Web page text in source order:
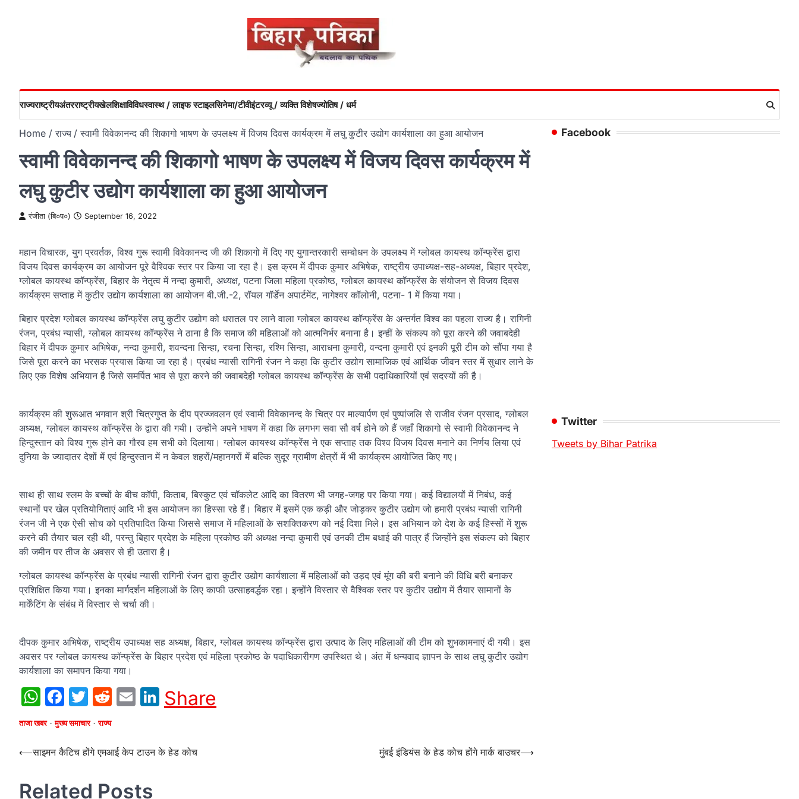
राज्यराष्ट्रीयअंतरराष्ट्रीयखेलशिक्षाविविधस्वास्थ / लाइफ स्टाइलसिनेमा/टीवीइंटरव्यू / व्यक्ति विशेषज्योतिष / धर्म
Home राज्य स्वामी विवेकानन्द की शिकागो भाषण के उपलक्ष्य में विजय दिवस कार्यक्रम में लघु कुटीर उद्योग कार्यशाला का हुआ आयोजन
स्वामी विवेकानन्द की शिकागो भाषण के उपलक्ष्य में विजय दिवस कार्यक्रम में
लघु कुटीर उद्योग कार्यशाला का हुआ आयोजन
रंजीता (बि०प०) September 16, 2022
महान विचारक, युग प्रवर्तक, विश्व गुरू स्वामी विवेकानन्द जी की शिकागो में दिए गए युगान्तरकारी सम्बोधन के उपलक्ष्य में ग्लोबल कायस्थ कॉन्फ्रेंस द्वारा
विजय दिवस कार्यक्रम का आयोजन पूरे वैश्विक स्तर पर किया जा रहा है। इस क्रम में दीपक कुमार अभिषेक, राष्ट्रीय उपाध्यक्ष-सह-अध्यक्ष, बिहार प्रदेश,
ग्लोबल कायस्थ कॉन्फ्रेंस, बिहार के नेतृत्व में नन्दा कुमारी, अध्यक्ष, पटना जिला महिला प्रकोष्ठ, ग्लोबल कायस्थ कॉन्फ्रेंस के संयोजन से विजय दिवस
कार्यक्रम सप्ताह में कुटीर उद्योग कार्यशाला का आयोजन बी.जी.-2, रॉयल गॉर्डेन अपार्टमेंट, नागेश्वर कॉलोनी, पटना- 1 में किया गया।
बिहार प्रदेश ग्लोबल कायस्थ कॉन्फ्रेंस लघु कुटीर उद्योग को धरातल पर लाने वाला ग्लोबल कायस्थ कॉन्फ्रेंस के अन्तर्गत विश्व का पहला राज्य है। रागिनी
रंजन, प्रबंध न्यासी, ग्लोबल कायस्थ कॉन्फ्रेंस ने ठाना है कि समाज की महिलाओं को आत्मनिर्भर बनाना है। इन्हीं के संकल्प को पूरा करने की जवाबदेही
बिहार में दीपक कुमार अभिषेक, नन्दा कुमारी, शवन्दना सिन्हा, रचना सिन्हा, रश्मि सिन्हा, आराधना कुमारी, वन्दना कुमारी एवं इनकी पूरी टीम को सौंपा गया है
जिसे पूरा करने का भरसक प्रयास किया जा रहा है। प्रबंध न्यासी रागिनी रंजन ने कहा कि कुटीर उद्योग सामाजिक एवं आर्थिक जीवन स्तर में सुधार लाने के
लिए एक विशेष अभियान है जिसे समर्पित भाव से पूरा करने की जवाबदेही ग्लोबल कायस्थ कॉन्फ्रेंस के सभी पदाधिकारियों एवं सदस्यों की है।
कार्यक्रम की शुरूआत भगवान श्री चित्रगुप्त के दीप प्रज्जवलन एवं स्वामी विवेकानन्द के चित्र पर माल्यार्पण एवं पुष्पांजलि से राजीव रंजन प्रसाद, ग्लोबल
अध्यक्ष, ग्लोबल कायस्थ कॉन्फ्रेंस के द्वारा की गयी। उन्होंने अपने भाषण में कहा कि लगभग सवा सौ वर्ष होने को हैं जहाँ शिकागो से स्वामी विवेकानन्द ने
हिन्दुस्तान को विश्व गुरू होने का गौरव हम सभी को दिलाया। ग्लोबल कायस्थ कॉन्फ्रेंस ने एक सप्ताह तक विश्व विजय दिवस मनाने का निर्णय लिया एवं
दुनिया के ज्यादातर देशों में एवं हिन्दुस्तान में न केवल शहरों/महानगरों में बल्कि सुदूर ग्रामीण क्षेत्रों में भी कार्यक्रम आयोजित किए गए।
साथ ही साथ स्लम के बच्चों के बीच कॉपी, किताब, बिस्कुट एवं चॉकलेट आदि का वितरण भी जगह-जगह पर किया गया। कई विद्यालयों में निबंध, कई
स्थानों पर खेल प्रतियोगिताएं आदि भी इस आयोजन का हिस्सा रहे हैं। बिहार में इसमें एक कड़ी और जोड़कर कुटीर उद्योग जो हमारी प्रबंध न्यासी रागिनी
रंजन जी ने एक ऐसी सोच को प्रतिपादित किया जिससे समाज में महिलाओं के सशक्तिकरण को नई दिशा मिले। इस अभियान को देश के कई हिस्सों में शुरू
करने की तैयार चल रही थी, परन्तु बिहार प्रदेश के महिला प्रकोष्ठ की अध्यक्ष नन्दा कुमारी एवं उनकी टीम बधाई की पात्र हैं जिन्होंने इस संकल्प को बिहार
की जमीन पर तीज के अवसर से ही उतारा है।
ग्लोबल कायस्थ कॉन्फ्रेंस के प्रबंध न्यासी रागिनी रंजन द्वारा कुटीर उद्योग कार्यशाला में महिलाओं को उड़द एवं मूंग की बरी बनाने की विधि बरी बनाकर
प्रशिक्षित किया गया। इनका मार्गदर्शन महिलाओं के लिए काफी उत्साहवर्द्धक रहा। इन्होंने विस्तार से वैश्विक स्तर पर कुटीर उद्योग में तैयार सामानों के
मार्केंटिंग के संबंध में विस्तार से चर्चा की।
दीपक कुमार अभिषेक, राष्ट्रीय उपाध्यक्ष सह अध्यक्ष, बिहार, ग्लोबल कायस्थ कॉन्फ्रेंस द्वारा उत्पाद के लिए महिलाओं की टीम को शुभकामनाएं दी गयी। इस
अवसर पर ग्लोबल कायस्थ कॉन्फ्रेंस के बिहार प्रदेश एवं महिला प्रकोष्ठ के पदाधिकारीगण उपस्थित थे। अंत में धन्यवाद ज्ञापन के साथ लघु कुटीर उद्योग
कार्यशाला का समापन किया गया।
WhatsApp
Facebook
Twitter
Reddit
EmailLinkedIn
Share
ताजा खबर मुख्य समाचार राज्य
Post
⟵साइमन कैटिच होंगे एमआई केप टाउन के हेड कोच मुंबई इंडियंस के हेड कोच होंगे मार्क बाउचर⟶
Related Posts
Facebook
Twitter
Tweets by Bihar Patrika